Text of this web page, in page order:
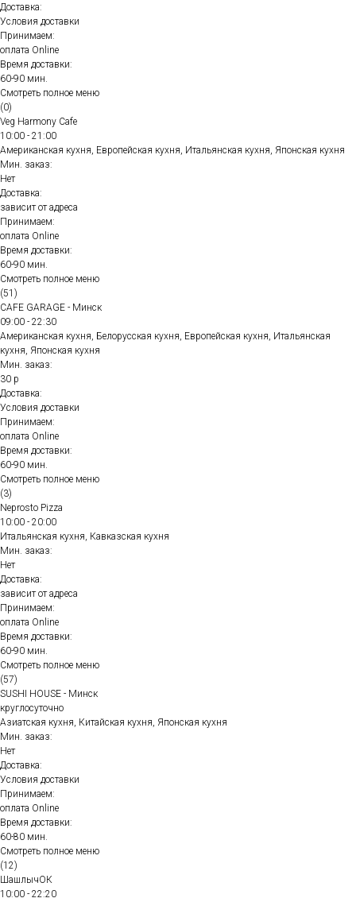
Доставка:
Условия доставки
Принимаем:
оплата Online
Время доставки:
60-90 мин.
Смотреть полное меню
(0)
Veg Harmony Cafe
10:00 - 21:00
Американская кухня, Европейская кухня, Итальянская кухня, Японская кухня
Мин. заказ:
Нет
Доставка:
зависит от адреса
Принимаем:
оплата Online
Время доставки:
60-90 мин.
Смотреть полное меню
(51)
CAFE GARAGE - Минск
09:00 - 22:30
Американская кухня, Белорусская кухня, Европейская кухня, Итальянская
кухня, Японская кухня
Мин. заказ:
30 р
Доставка:
Условия доставки
Принимаем:
оплата Online
Время доставки:
60-90 мин.
Смотреть полное меню
(3)
Neprosto Pizza
10:00 - 20:00
Итальянская кухня, Кавказская кухня
Мин. заказ:
Нет
Доставка:
зависит от адреса
Принимаем:
оплата Online
Время доставки:
60-90 мин.
Смотреть полное меню
(57)
SUSHI HOUSE - Минск
круглосуточно
Азиатская кухня, Китайская кухня, Японская кухня
Мин. заказ:
Нет
Доставка:
Условия доставки
Принимаем:
оплата Online
Время доставки:
60-80 мин.
Смотреть полное меню
(12)
ШашлычОК
10:00 - 22:20